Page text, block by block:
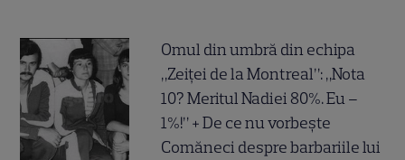
Omul din umbră din echipa
„Zeiței de la Montreal”: „Nota
10? Meritul Nadiei 80%. Eu –
1%!” + De ce nu vorbește
Comăneci despre barbariile lui